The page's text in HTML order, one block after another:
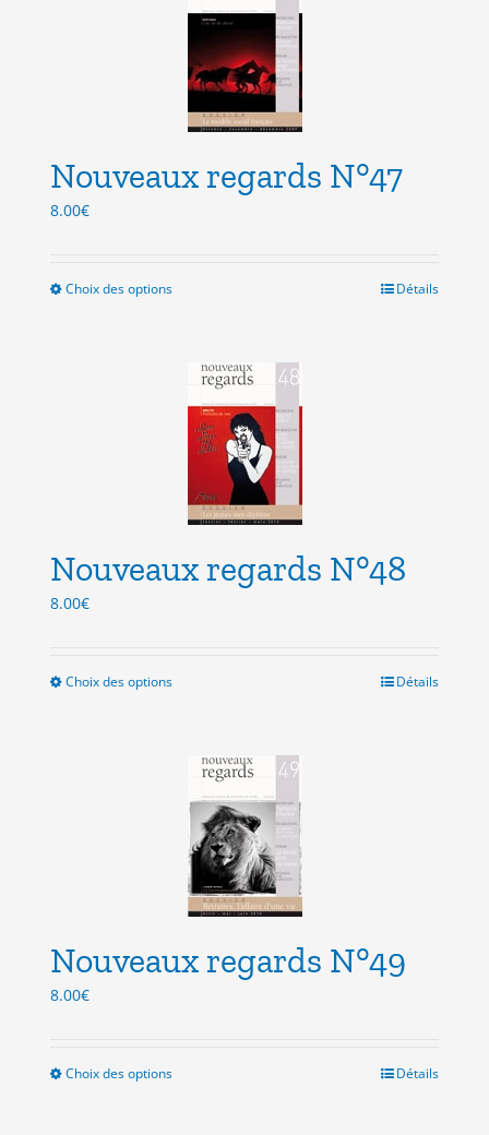
Les
options
peuvent
être
choisies
sur
page
Nouveaux regards N°47
8.00€
Choix des optionsCe
plusieurs
variations.
Les
options
peuvent
choisies
sur
page
Détails
Nouveaux regards N°48
8.00€
Choix des optionsCe
plusieurs
variations.
Les
options
peuvent
être
choisies
sur
page
Détails
Nouveaux regards N°49
8.00€
Choix des optionsCe
Détails